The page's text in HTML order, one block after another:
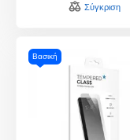
Σύγκριση
Βασική